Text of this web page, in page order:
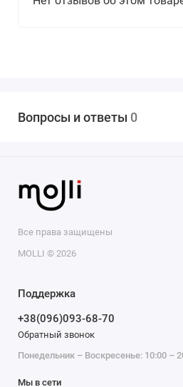
Вопросы и ответы 0
Все права защищены
MOLLI © 2026
Поддержка
+38(096)093-68-70
Обратный звонок
Понедельник – Воскресенье: 10:00 –
Мы в сети